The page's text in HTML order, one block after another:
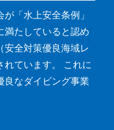
「水上安全条例」
満たしていると認め
安全対策優良海域レ
れています。 これに
良なダイビング事業